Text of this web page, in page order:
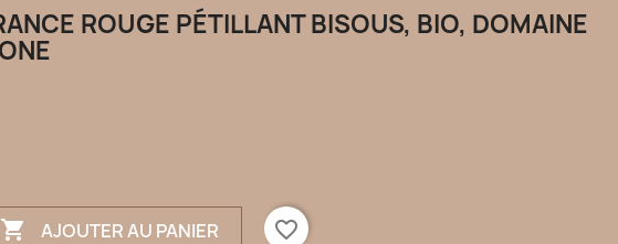
ROUGE PÉTILLANT BISOUS, BIO, DOMAINE
 AJOUTER AU PANIER favorite_border